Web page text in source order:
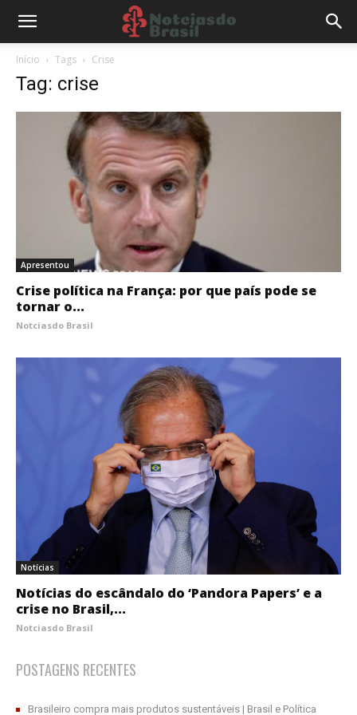
Início Tags Crise
Tag: crise
Apresentou
Crise política na França: por que país pode se
tornar o...
Notciasdo Brasil
Notícias
Notícias do escândalo do ‘Pandora Papers’ e a
crise no Brasil,...
Notciasdo Brasil
POSTAGENS RECENTES
Brasileiro compra mais produtos sustentáveis | Brasil e Política